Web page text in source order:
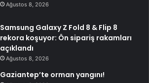
Ağustos 8, 2026
Samsung Galaxy Z Fold 8 & Flip 8
rekora koşuyor: Ön sipariş rakamları
açıklandı
Ağustos 8, 2026
Gaziantep’te orman yangını!